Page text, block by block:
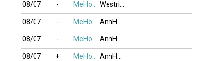
08/07 - MeHonTran Westridge
08/07 - MeHonTran AnhHaiMeHoa
08/07 - MeHonTran AnhHaiMeHoa
08/07 + MeHonTran AnhHaiMeHoa